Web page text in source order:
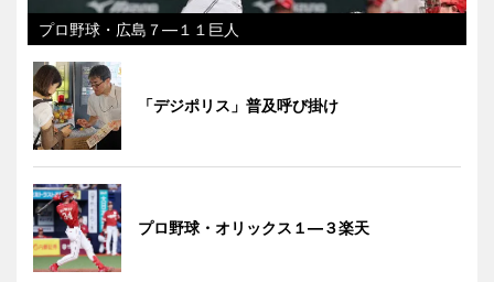
プロ野球・広島７―１１巨人
「デジポリス」普及呼び掛け
プロ野球・オリックス１―３楽天